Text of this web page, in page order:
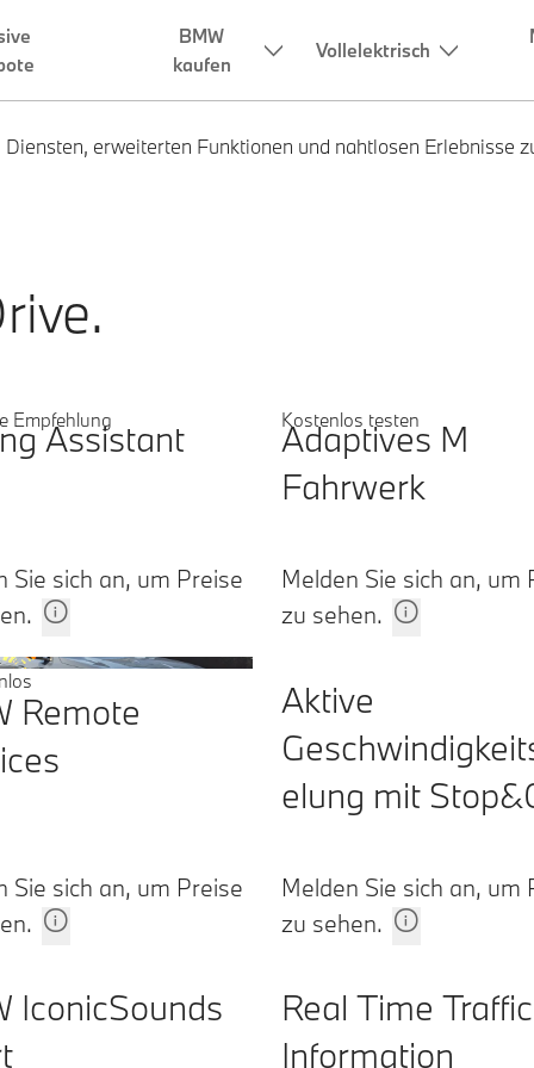
erweiterten Funktionen und nahtlosen Erlebnisse
Sie:
Empfehlung
Assistant
Sie sich an, um Preise
Kostenlos testen
Adaptives M
Fahrwerk
Melden Sie sich an, um
zu sehen.
Remote
Sie sich an, um Preise
Aktive
elung mit
Melden Sie sich an, um
zu sehen.
IconicSounds
Real Time Traffic
Information